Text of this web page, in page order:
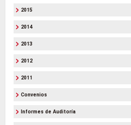
2015
2014
2013
2012
2011
Convenios
Informes de Auditoría